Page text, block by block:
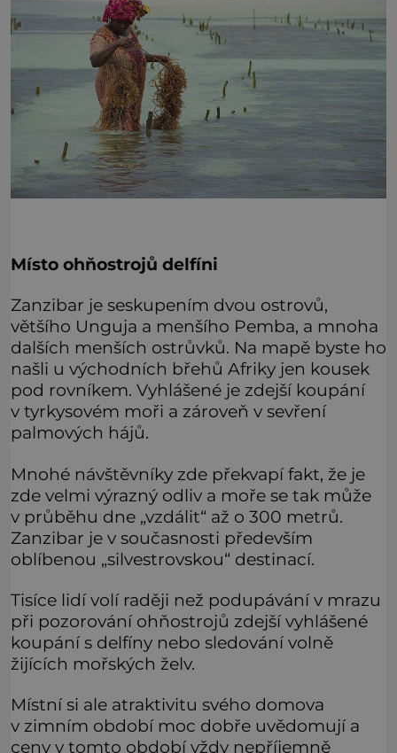
Místo ohňostrojů delfíni
Zanzibar je seskupením dvou ostrovů,
většího Unguja a menšího Pemba, a mnoha
dalších menších ostrůvků. Na mapě byste ho
našli u východních břehů Afriky jen kousek
pod rovníkem. Vyhlášené je zdejší koupání
v tyrkysovém moři a zároveň v sevření
palmových hájů.
Mnohé návštěvníky zde překvapí fakt, že je
zde velmi výrazný odliv a moře se tak může
v průběhu dne „vzdálit“ až o 300 metrů.
Zanzibar je v současnosti především
oblíbenou „silvestrovskou“ destinací.
Tisíce lidí volí raději než podupávání v mrazu
při pozorování ohňostrojů zdejší vyhlášené
koupání s delfíny nebo sledování volně
žijících mořských želv.
Místní si ale atraktivitu svého domova
v zimním období moc dobře uvědomují a
ceny v tomto období vždy nepříjemně